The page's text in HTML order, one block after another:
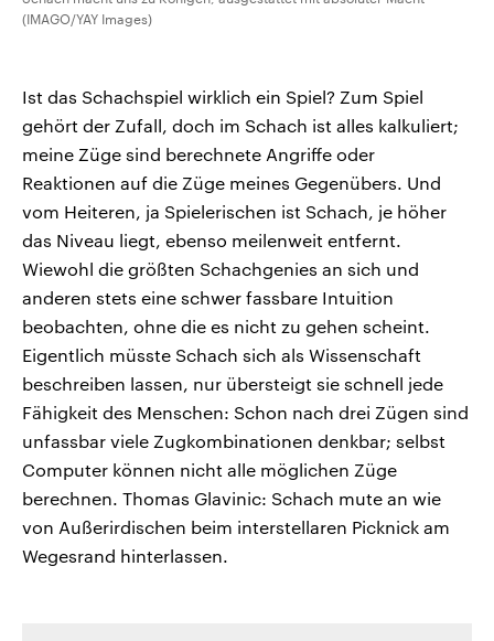
(IMAGO/YAY Images)
Ist das Schachspiel wirklich ein Spiel? Zum Spiel
gehört der Zufall, doch im Schach ist alles kalkuliert;
meine Züge sind berechnete Angriffe oder
Reaktionen auf die Züge meines Gegenübers. Und
vom Heiteren, ja Spielerischen ist Schach, je höher
das Niveau liegt, ebenso meilenweit entfernt.
Wiewohl die größten Schachgenies an sich und
anderen stets eine schwer fassbare Intuition
beobachten, ohne die es nicht zu gehen scheint.
Eigentlich müsste Schach sich als Wissenschaft
beschreiben lassen, nur übersteigt sie schnell jede
Fähigkeit des Menschen: Schon nach drei Zügen sind
unfassbar viele Zugkombinationen denkbar; selbst
Computer können nicht alle möglichen Züge
berechnen. Thomas Glavinic: Schach mute an wie
von Außerirdischen beim interstellaren Picknick am
Wegesrand hinterlassen.